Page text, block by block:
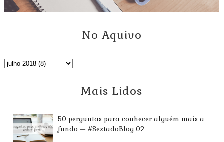
No Aquivo
Mais Lidos
50 perguntas para conhecer alguém mais a
fundo — #SextadoBlog 02